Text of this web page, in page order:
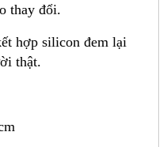
thay đổi.
hợp silicon đem lại
thật.